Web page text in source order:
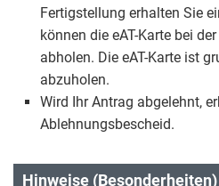
Fertigstellung erhalten Sie
können die eAT-Karte bei
abholen. Die eAT-Karte ist
abzuholen.
Wird Ihr Antrag abgelehnt,
Ablehnungsbescheid.
Hinweise (Besonderheiten)